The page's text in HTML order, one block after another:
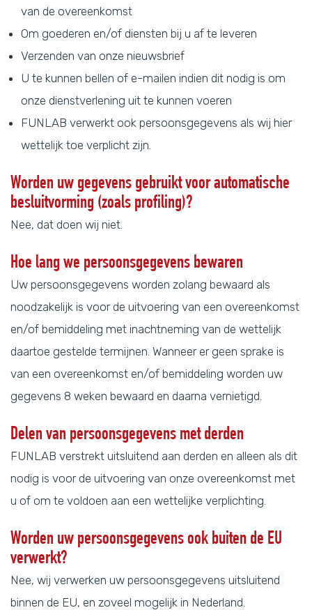
van de overeenkomst
Om goederen en/of diensten bij u af te leveren
Verzenden van onze nieuwsbrief
U te kunnen bellen of e-mailen indien dit nodig is om
onze dienstverlening uit te kunnen voeren
FUNLAB verwerkt ook persoonsgegevens als wij hier
wettelijk toe verplicht zijn.
Worden uw gegevens gebruikt voor automatische
besluitvorming (zoals profiling)?
Nee, dat doen wij niet.
Hoe lang we persoonsgegevens bewaren
Uw persoonsgegevens worden zolang bewaard als
noodzakelijk is voor de uitvoering van een overeenkomst
en/of bemiddeling met inachtneming van de wettelijk
daartoe gestelde termijnen. Wanneer er geen sprake is
van een overeenkomst en/of bemiddeling worden uw
gegevens 8 weken bewaard en daarna vernietigd.
Delen van persoonsgegevens met derden
FUNLAB verstrekt uitsluitend aan derden en alleen als dit
nodig is voor de uitvoering van onze overeenkomst met
u of om te voldoen aan een wettelijke verplichting.
Worden uw persoonsgegevens ook buiten de EU
verwerkt?
Nee, wij verwerken uw persoonsgegevens uitsluitend
binnen de EU, en zoveel mogelijk in Nederland.